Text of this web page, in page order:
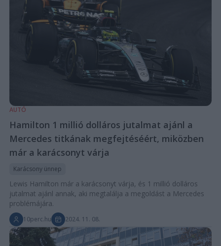
AUTÓ
Hamilton 1 millió dolláros jutalmat ajánl a
Mercedes titkának megfejtéséért, miközben
már a karácsonyt várja
Karácsony ünnep
Lewis Hamilton már a karácsonyt várja, és 1 millió dolláros
jutalmat ajánl annak, aki megtalálja a megoldást a Mercedes
problémájára.
10perc.hu 2024. 11. 08.